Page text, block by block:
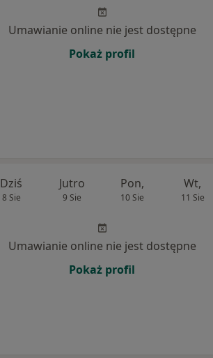
Umawianie online nie jest dostępne
Pokaż profil
Dziś
8 Sie
Jutro
9 Sie
Pon,
10 Sie
Wt,
11 Sie
Umawianie online nie jest dostępne
Pokaż profil